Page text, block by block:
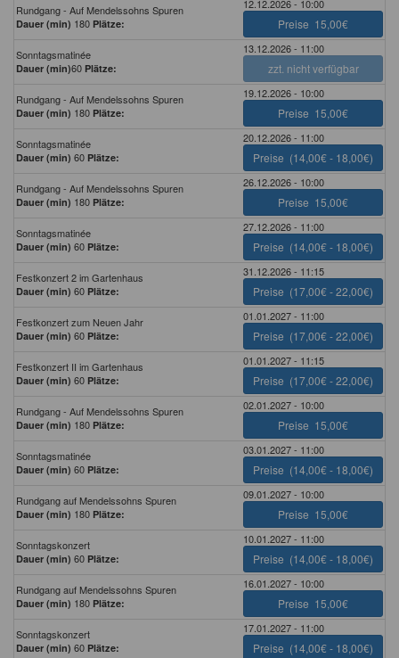
Rundgang - Auf Mendelssohns Spuren
Dauer (min) 180 Plätze:
12.12.2026 - 10:00
Preise 15,00€
Sonntagsmatinée
Dauer (min)60 Plätze:
13.12.2026 - 11:00
zzt. nicht verfügbar
Rundgang - Auf Mendelssohns Spuren
Dauer (min) 180 Plätze:
19.12.2026 - 10:00
Preise 15,00€
Sonntagsmatinée
Dauer (min) 60 Plätze:
20.12.2026 - 11:00
Preise (14,00€ - 18,00€)
Rundgang - Auf Mendelssohns Spuren
Dauer (min) 180 Plätze:
26.12.2026 - 10:00
Preise 15,00€
Sonntagsmatinée
Dauer (min) 60 Plätze:
27.12.2026 - 11:00
Preise (14,00€ - 18,00€)
Festkonzert 2 im Gartenhaus
Dauer (min) 60 Plätze:
31.12.2026 - 11:15
Preise (17,00€ - 22,00€)
Festkonzert zum Neuen Jahr
Dauer (min) 60 Plätze:
01.01.2027 - 11:00
Preise (17,00€ - 22,00€)
Festkonzert II im Gartenhaus
Dauer (min) 60 Plätze:
01.01.2027 - 11:15
Preise (17,00€ - 22,00€)
Rundgang - Auf Mendelssohns Spuren
Dauer (min) 180 Plätze:
02.01.2027 - 10:00
Preise 15,00€
Sonntagsmatinée
Dauer (min) 60 Plätze:
03.01.2027 - 11:00
Preise (14,00€ - 18,00€)
Rundgang auf Mendelssohns Spuren
Dauer (min) 180 Plätze:
09.01.2027 - 10:00
Preise 15,00€
Sonntagskonzert
Dauer (min) 60 Plätze:
10.01.2027 - 11:00
Preise (14,00€ - 18,00€)
Rundgang auf Mendelssohns Spuren
Dauer (min) 180 Plätze:
16.01.2027 - 10:00
Preise 15,00€
Sonntagskonzert
Dauer (min) 60 Plätze:
17.01.2027 - 11:00
Preise (14,00€ - 18,00€)